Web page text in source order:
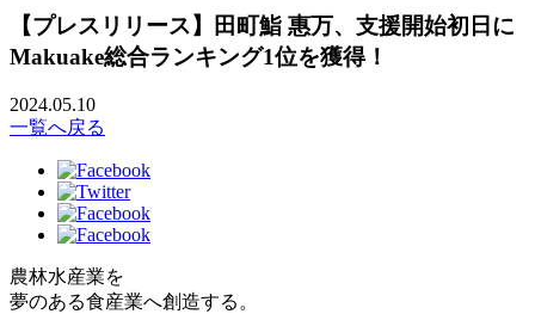
【プレスリリース】田町鮨 惠万、支援開始初日に
Makuake総合ランキング1位を獲得！
2024.05.10
一覧へ戻る
農林水産業を
夢のある食産業へ創造する。